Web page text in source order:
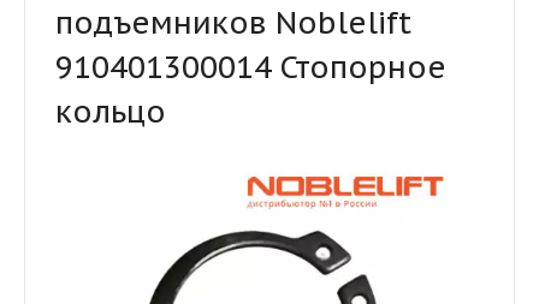
подъемников Noblelift
910401300014 Стопорное
кольцо